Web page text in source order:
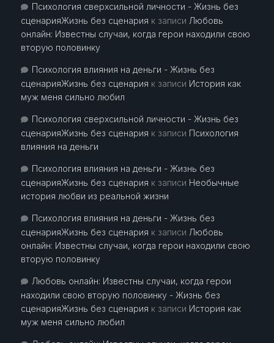
Психология сверхсильной личности - Жизнь без
сценарияЖизнь без сценария к записи Любовь
онлайн: Известны случаи, когда герои находили свою
вторую половинку
Психология влияния на деньги - Жизнь без
сценарияЖизнь без сценария к записи История как
муж меня сильно любил
Психология сверхсильной личности - Жизнь без
сценарияЖизнь без сценария к записи Психология
влияния на деньги
Психология влияния на деньги - Жизнь без
сценарияЖизнь без сценария к записи Необычные
история любви из реальной жизни
Психология влияния на деньги - Жизнь без
сценарияЖизнь без сценария к записи Любовь
онлайн: Известны случаи, когда герои находили свою
вторую половинку
Любовь онлайн: Известны случаи, когда герои
находили свою вторую половинку - Жизнь без
сценарияЖизнь без сценария к записи История как
муж меня сильно любил